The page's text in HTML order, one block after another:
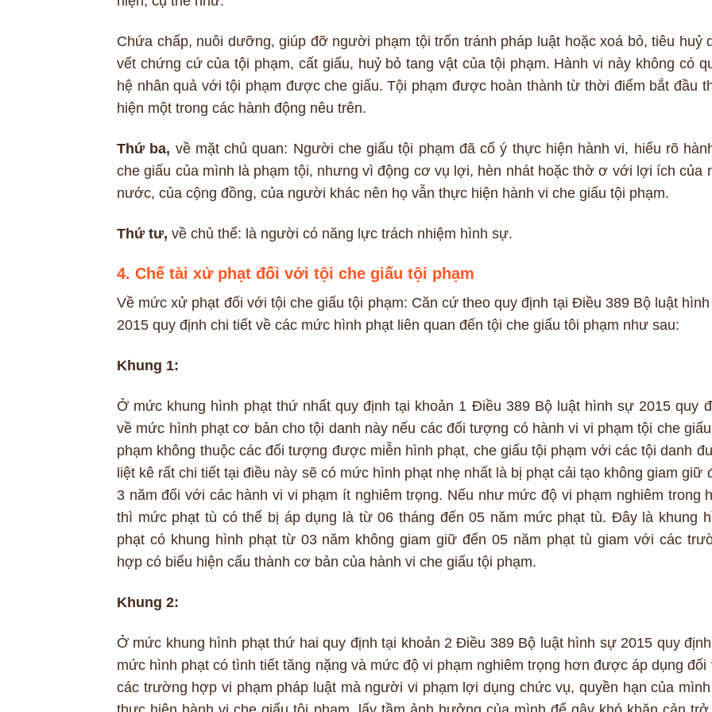
Chứa chấp, nuôi dưỡng, giúp đỡ người phạm tội trốn tránh pháp luật hoặc xoá bỏ, tiêu huỷ
vết chứng cứ của tội phạm, cất giấu, huỷ bỏ tang vật của tội phạm. Hành vi này không có
hệ nhân quả với tội phạm được che giấu. Tội phạm được hoàn thành từ thời điểm bắt đầu
hiện một trong các hành động nêu trên.
Thứ ba, về mặt chủ quan: Người che giấu tội phạm đã cố ý thực hiện hành vi, hiểu rõ
che giấu của mình là phạm tội, nhưng vì động cơ vụ lợi, hèn nhát hoặc thờ ơ với lợi ích của
nước, của cộng đồng, của người khác nên họ vẫn thực hiện hành vi che giấu tội phạm.
Thứ tư, về chủ thể: là người có năng lực trách nhiệm hình sự.
4. Chế tài xử phạt đối với tội che giấu tội phạm
Về mức xử phạt đối với tội che giấu tội phạm: Căn cứ theo quy định tại Điều 389 Bộ luật
2015 quy định chi tiết về các mức hình phạt liên quan đến tội che giấu tôi phạm như sau:
Khung 1:
Ở mức khung hình phạt thứ nhất quy định tại khoản 1 Điều 389 Bộ luật hình sự 2015 quy
về mức hình phạt cơ bản cho tội danh này nếu các đối tượng có hành vi vi phạm tội che
phạm không thuộc các đối tượng được miễn hình phạt, che giấu tội phạm với các tội danh
liệt kê rất chi tiết tại điều này sẽ có mức hình phạt nhẹ nhất là bị phạt cải tạo không giam giữ
3 năm đối với các hành vi vi phạm ít nghiêm trọng. Nếu như mức độ vi phạm nghiêm trong
thì mức phạt tù có thể bị áp dụng là từ 06 tháng đến 05 năm mức phạt tù. Đây là khung
phạt có khung hình phạt từ 03 năm không giam giữ đến 05 năm phạt tù giam với các
hợp có biểu hiện cấu thành cơ bản của hành vi che giấu tội phạm.
Khung 2:
Ở mức khung hình phạt thứ hai quy định tại khoản 2 Điều 389 Bộ luật hình sự 2015 quy
mức hình phạt có tình tiết tăng nặng và mức độ vi phạm nghiêm trọng hơn được áp dụng đối
các trường hợp vi phạm pháp luật mà người vi phạm lợi dụng chức vụ, quyền hạn của